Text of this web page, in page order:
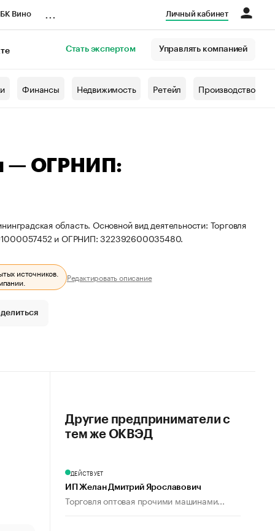
Вино Личный кабинет
Стать экспертом Управлять компанией
Финансы Недвижимость Ретейл Производство
— ОГРНИП:
область. Основной вид деятельности: Торговля
и ОГРНИП: 322392600035480.
источников.
Редактировать описание
Другие предприниматели с
тем же ОКВЭД
ДЕЙСТВУЕТ
ИП Желан Дмитрий Ярославович
Торговля оптовая прочими машинами...